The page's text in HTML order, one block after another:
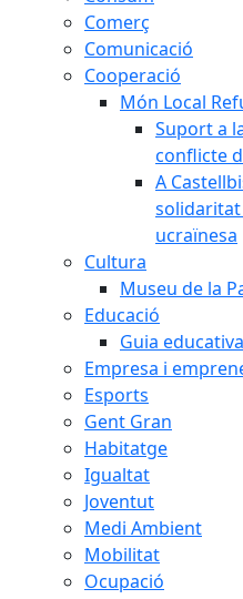
Comerç
Comunicació
Cooperació
Món Local
Suport a
conflicte
A
ucraïnesa
Cultura
Museu de la
Educació
Guia educativa
Empresa i
Esports
Gent Gran
Habitatge
Igualtat
Joventut
Medi Ambient
Mobilitat
Ocupació